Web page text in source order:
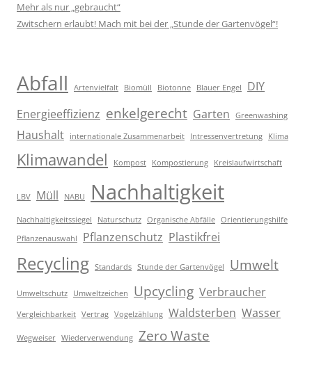
Mehr als nur „gebraucht“
Zwitschern erlaubt! Mach mit bei der „Stunde der Gartenvögel“!
Abfall Artenvielfalt Biomüll Biotonne Blauer Engel
DIY
Energieeffizienz enkelgerecht Garten Greenwashing
Haushalt internationale Zusammenarbeit Intressenvertretung Klima
Klimawandel Kompost Kompostierung Kreislaufwirtschaft
LBV Müll NABU Nachhaltigkeit
Nachhaltigkeitssiegel Naturschutz Organische Abfälle Orientierungshilfe
Pflanzenauswahl
Pflanzenschutz Plastikfrei
Recycling Standards Stunde der Gartenvögel Umwelt
Umweltschutz Umweltzeichen Upcycling Verbraucher
Vergleichbarkeit Vertrag Vogelzählung Waldsterben Wasser
Wegweiser Wiederverwendung Zero Waste